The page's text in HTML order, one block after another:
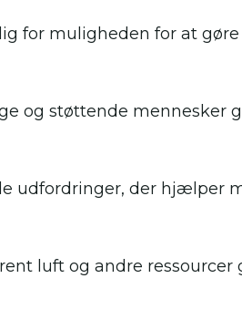
for muligheden for at gøre
og støttende mennesker
udfordringer, der hjælper
luft og andre ressourcer